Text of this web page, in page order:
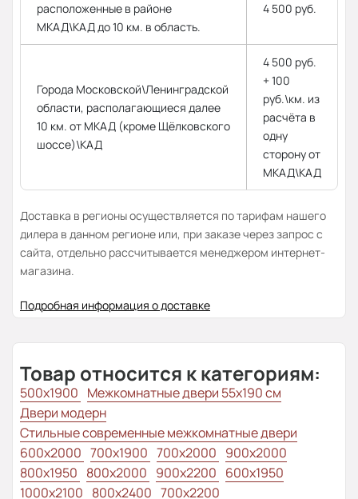
расположенные в районе
МКАД\КАД до 10 км. в область.
4 500 руб.
Города Московской\Ленинградской
области, располагающиеся далее
10 км. от МКАД (кроме Щёлковского
шоссе)\КАД
4 500 руб.
+ 100
руб.\км. из
расчёта в
одну
сторону от
МКАД\КАД
Доставка в регионы осуществляется по тарифам нашего
дилера в данном регионе или, при заказе через запрос с
сайта, отдельно рассчитывается менеджером интернет-
магазина.
Подробная информация о доставке
Товар относится к категориям:
500x1900 Межкомнатные двери 55х190 см
Двери модерн
Стильные современные межкомнатные двери
600x2000 700x1900 700x2000 900x2000
800х1950 800x2000 900x2200 600x1950
1000x2100 800x2400 700x2200